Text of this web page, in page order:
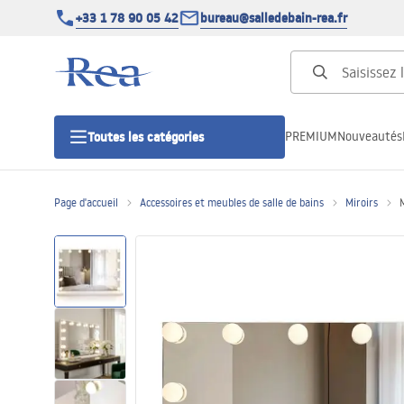
+33 1 78 90 05 42 bureau@salledebain-rea.fr
Toutes les catégories
Portes de douche
Receveurs de douche
Caniveaux de douche
PREMIUMNouveautés
Page d'accueil Accessoires et meubles de salle de bains Miroirs